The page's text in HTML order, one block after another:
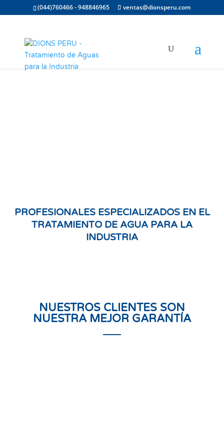
(044)760466 - 948846965 ventas@dionsperu.com
PROFESIONALES ESPECIALIZADOS EN EL
TRATAMIENTO DE AGUA PARA LA
INDUSTRIA
NUESTROS CLIENTES SON
NUESTRA MEJOR GARANTÍA